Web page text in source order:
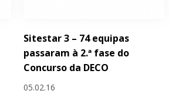
Sitestar 3 – 74 equipas
passaram à 2.ª fase do
Concurso da DECO
05.02.16